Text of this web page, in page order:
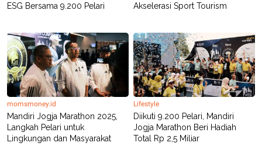
ESG Bersama 9.200 Pelari
Akselerasi Sport Tourism
momsmoney.id
Mandiri Jogja Marathon 2025,
Langkah Pelari untuk
Lingkungan dan Masyarakat
Lifestyle
Diikuti 9.200 Pelari, Mandiri
Jogja Marathon Beri Hadiah
Total Rp 2,5 Miliar